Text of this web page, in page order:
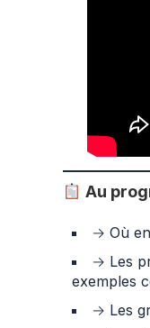
Au
→ Où
→ Les
exemples
→ Les